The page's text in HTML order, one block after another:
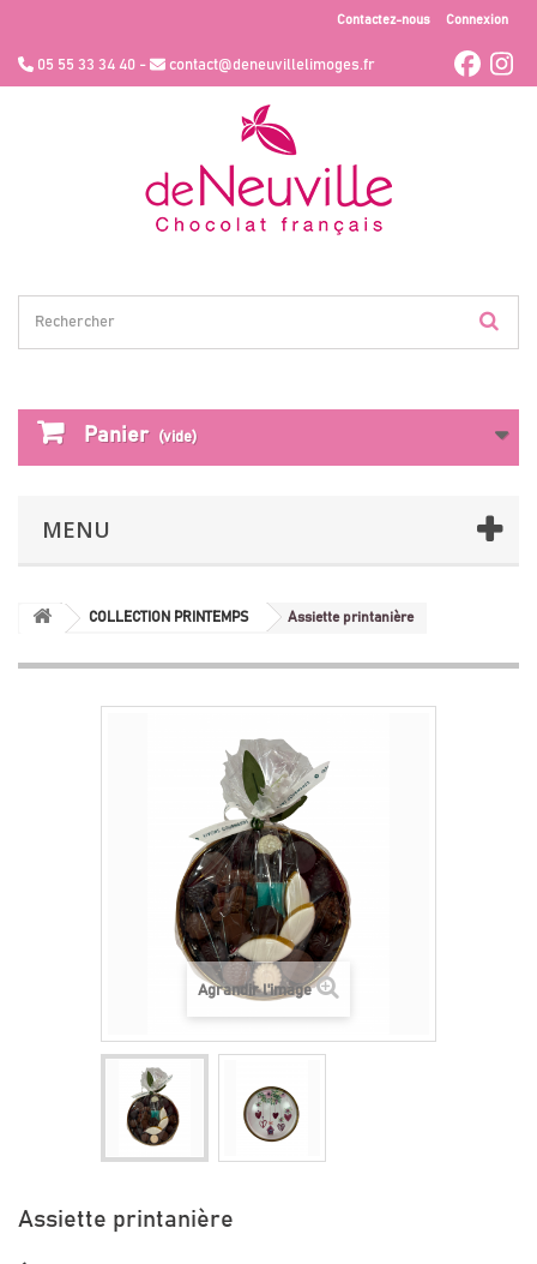
Connexion
Contactez-nous
05 55 33 34 40 - contact@deneuvillelimoges.fr
Panier (vide)
MENU
COLLECTION PRINTEMPS Assiette printanière
Agrandir l'image
Assiette printanière